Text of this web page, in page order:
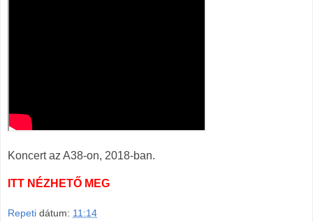
Koncert az A38-on, 2018-ban.
ITT NÉZHETŐ MEG
Repeti dátum: 11:14